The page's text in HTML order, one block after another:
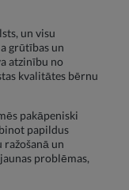
un visu
grūtības un
atzinību no
kvalitātes bērnu
pakāpeniski
papildus
un
problēmas,